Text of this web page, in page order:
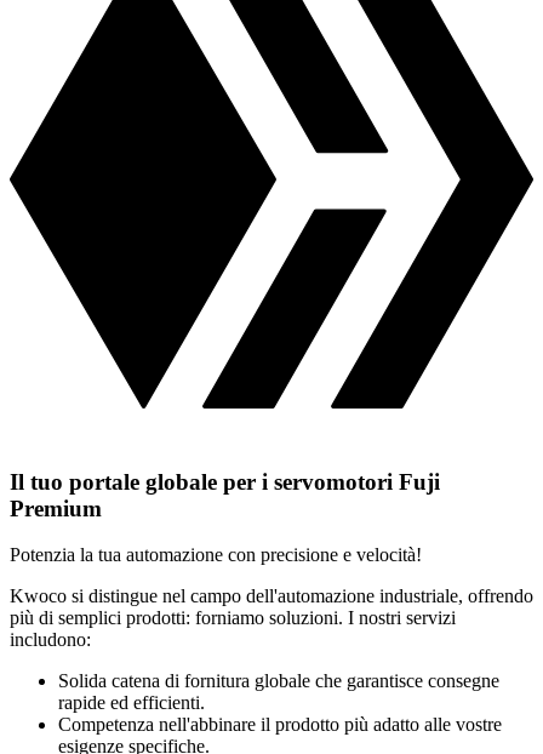
Il tuo portale globale per i servomotori Fuji
Premium
Potenzia la tua automazione con precisione e velocità!
Kwoco si distingue nel campo dell'automazione industriale, offrendo
più di semplici prodotti: forniamo soluzioni. I nostri servizi
includono:
Solida catena di fornitura globale che garantisce consegne
rapide ed efficienti.
Competenza nell'abbinare il prodotto più adatto alle vostre
esigenze specifiche.